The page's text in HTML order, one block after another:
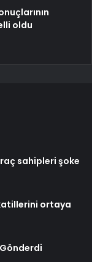
oldu
sahipleri şoke
katillerini ortaya